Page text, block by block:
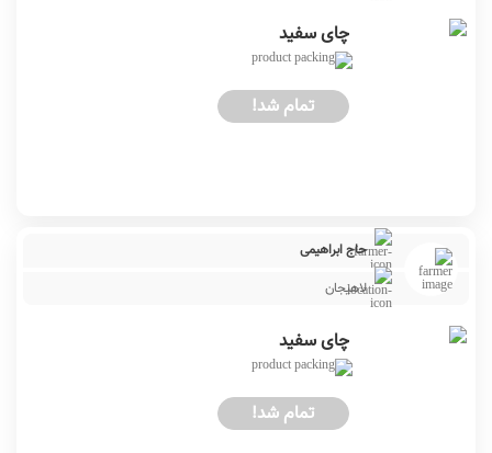
چای سفید
تمام شد!
حاج ابراهیمی
لاهیجان
چای سفید
تمام شد!